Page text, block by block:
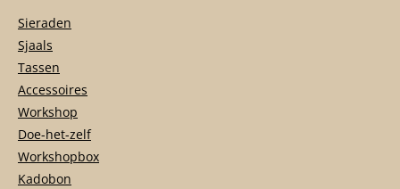
Sieraden
Sjaals
Tassen
Accessoires
Workshop
Doe-het-zelf
Workshopbox
Kadobon